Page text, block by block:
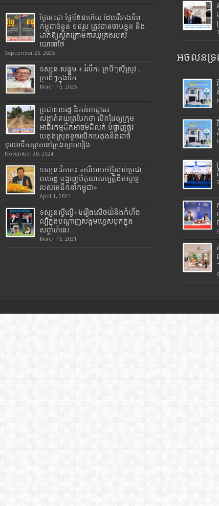
ថ្ងៃនេះជា ថ្ងៃទី៥៨ហើយ ដែលវីរកងទ័ព
កម្ពុជាចំនួន ១៨រូប ត្រូវបានចាប់ខ្លួន និង
ដាក់ឱ្យស្ថិតក្រោមការឃុំគ្រងរបស់
យោធាថៃ
September 25, 2025
ទស្សនៈសង្គម ៖ រំលឹក! ក្របីៗស៊ីស្រូវ ,
ក្រពើៗក្នុងទឹក
March 16, 2025
ប្រជាពលរដ្ឋ រិះគន់អាជ្ញាធរ
សង្កាត់គយត្របែកថា បើកដៃឲ្យក្រុម
អាជីវកម្មដឹកអាចម៍ដីលក់ បំផ្លាញផ្លូវ
បេតុងស្រុតខូចរបើកបេតុងនិងដាច់
ទុយោទឹកស្អាតនៅក្រុងស្វាយរៀង
November 30, 2024
ទស្សនៈវិភាគ៖ «ឥរិយាបថថ្មីរបស់ប្រជា
ពលរដ្ឋ បង្ហាញពីគុណសម្បត្តិដ៏អស្ចារ្យ
របស់មេដឹកនាំកម្ពុជា»
April 1, 2021
ទស្សនល្ងីល្ងើ÷៤រឿងសើចយំនិងកំហឹង
ល្បីក្នុងបណ្តាញសង្គមហ្វេសប៊ុកក្នុង
សប្តាហ៍នេះ
March 16, 2021
អចលនទ្រ